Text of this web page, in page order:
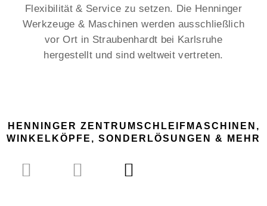
Flexibilität & Service zu setzen. Die Henninger
Werkzeuge & Maschinen werden ausschließlich
vor Ort in Straubenhardt bei Karlsruhe
hergestellt und sind weltweit vertreten.
HENNINGER ZENTRUMSCHLEIFMASCHINEN,
WINKELKÖPFE, SONDERLÖSUNGEN & MEHR